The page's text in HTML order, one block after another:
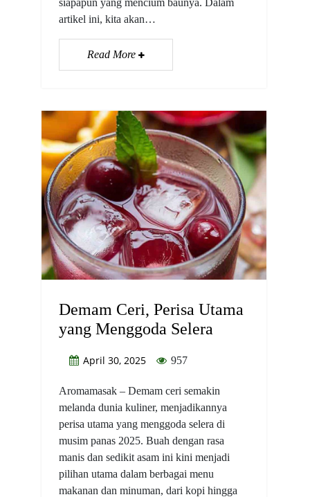
siapapun yang mencium baunya. Dalam
artikel ini, kita akan…
Read More
Demam Ceri, Perisa Utama
yang Menggoda Selera
April 30, 2025 957
Aromamasak – Demam ceri semakin
melanda dunia kuliner, menjadikannya
perisa utama yang menggoda selera di
musim panas 2025. Buah dengan rasa
manis dan sedikit asam ini kini menjadi
pilihan utama dalam berbagai menu
makanan dan minuman, dari kopi hingga